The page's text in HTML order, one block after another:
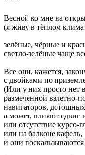
Весной ко мне на
(я живу в тёплом
зелёные, чёрные и
светло-зелёные чаще
Все они, кажется,
с двойками по
(Или у них просто нет
размеченной взлетно-
навигаторов,
а может, влияют сдвиг
или отсутствие курсо-
или на балконе кафель,
и они